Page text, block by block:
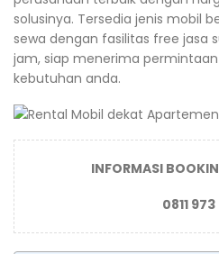
solusinya. Tersedia jenis mobil
sewa dengan fasilitas free jasa
jam, siap menerima
kebutuhan anda.
INFORMASI
0811